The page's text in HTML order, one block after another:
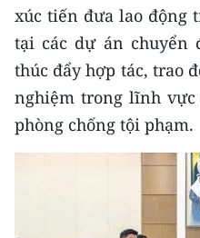
xúc tiến đưa lao động
tại các dự án chuyển
thúc đẩy hợp tác, trao
nghiệm trong lĩnh
phòng chống tội phạm.